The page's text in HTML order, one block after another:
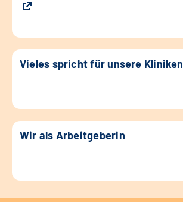
Vieles spricht für unsere Kliniken
Wir als Arbeitgeberin